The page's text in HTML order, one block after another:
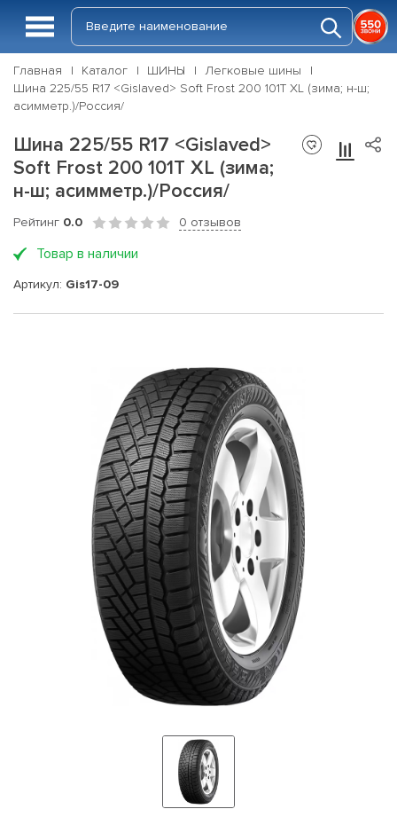
Главная Каталог ШИНЫ
Легковые шины
Шина 225/55 R17 <Gislaved> Soft Frost 200 101T XL (зима; н-ш;
асимметр.)/Россия/
Шина 225/55 R17 <Gislaved>
Soft Frost 200 101T XL (зима;
н-ш; асимметр.)/Россия/
Рейтинг 0.0 0 отзывов
Товар в наличии
Артикул: Gis17-09